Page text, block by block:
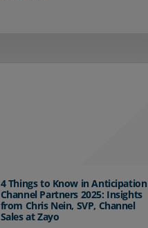
4 Things to Know in
Channel Partners 2025: Insights
from Chris Nein, SVP, Channel
Sales at Zayo